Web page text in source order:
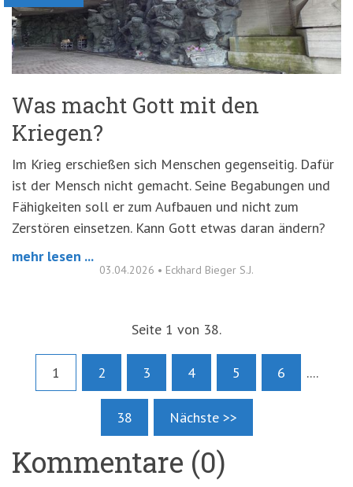
Was macht Gott mit den
Kriegen?
Im Krieg erschießen sich Menschen gegenseitig. Dafür
ist der Mensch nicht gemacht. Seine Begabungen und
Fähigkeiten soll er zum Aufbauen und nicht zum
Zerstören einsetzen. Kann Gott etwas daran ändern?
mehr lesen ...
03.04.2026 • Eckhard Bieger S.J.
Seite 1 von 38.
1 2 3 4 5 6 ....
38 Nächste >>
Kommentare (0)